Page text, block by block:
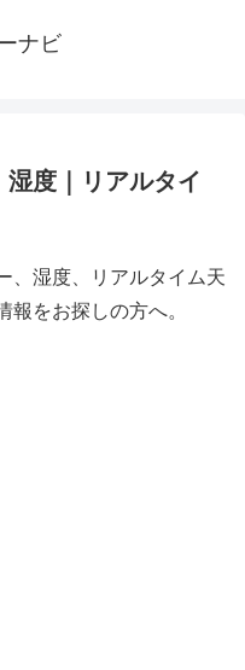
ナビ
度｜リアルタイ
、湿度、リアルタイム天
をお探しの方へ。